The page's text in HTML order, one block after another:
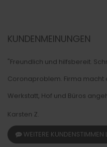
KUNDENMEINUNGEN
"Freundlich und hilfsbereit.
Coronaproblem. Firma macht
Werkstatt, Hof und Büros
Karsten Z.
WEITERE KUNDENSTIMMEN